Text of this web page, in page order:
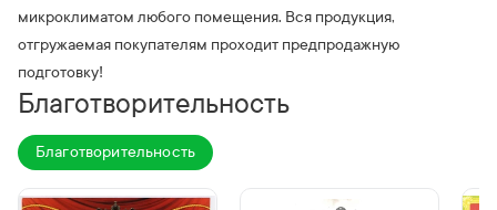
микроклиматом любого помещения. Вся продукция,
отгружаемая покупателям проходит предпродажную
подготовку!
Благотворительность
Благотворительность